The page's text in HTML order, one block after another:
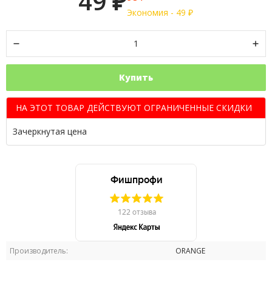
Производитель: ORANGE
Экономия - 49 ₽
Купить
НА ЭТОТ ТОВАР ДЕЙСТВУЮТ ОГРАНИЧЕННЫЕ СКИДКИ
Зачеркнутая цена